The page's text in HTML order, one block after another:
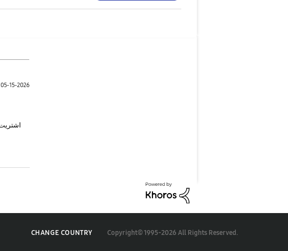
05-15-2026
CHANGE COUNTRY Copyright© 1995-2026 All Rights Reserved.